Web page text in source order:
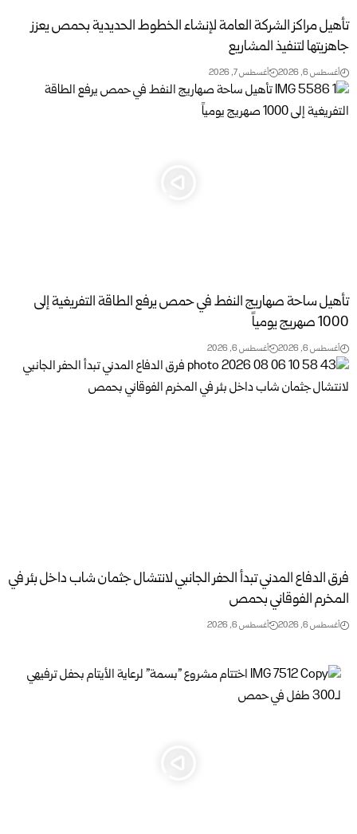
تأهيل مراكز الشركة العامة لإنشاء الخطوط الحديدية بحمص يعزز
جاهزيتها لتنفيذ المشاريع
أغسطس 6, 2026 أغسطس 7, 2026
تأهيل ساحة صهاريج النفط في حمص يرفع الطاقة التفريغية إلى
1000 صهريج يومياً
أغسطس 6, 2026 أغسطس 6, 2026
فرق الدفاع المدني تبدأ الحفر الجانبي لانتشال جثمان شاب داخل بئر في
المخرم الفوقاني ‏بحمص
أغسطس 6, 2026 أغسطس 6, 2026